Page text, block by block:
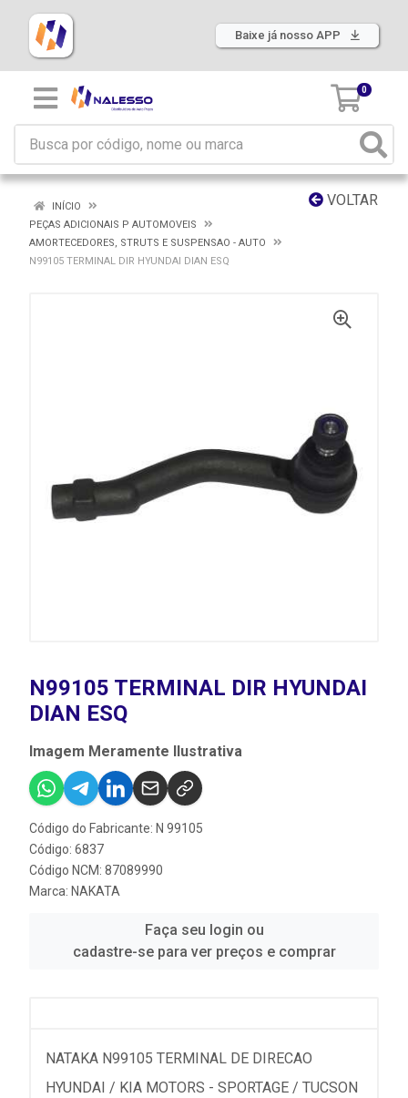
Baixe já nosso APP
0
VOLTAR
INÍCIO
PEÇAS ADICIONAIS P AUTOMOVEIS
AMORTECEDORES, STRUTS E SUSPENSAO - AUTO
N99105 TERMINAL DIR HYUNDAI DIAN ESQ
N99105 TERMINAL DIR HYUNDAI
DIAN ESQ
Imagem Meramente Ilustrativa
Código do Fabricante: N 99105
Código: 6837
Código NCM: 87089990
Marca: NAKATA
Faça seu login ou
cadastre-se para ver preços e comprar
NATAKA N99105 TERMINAL DE DIRECAO
HYUNDAI / KIA MOTORS - SPORTAGE / TUCSON